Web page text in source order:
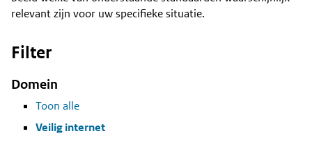
relevant zijn voor uw specifieke situatie.
Filter
Domein
Toon alle
Veilig internet